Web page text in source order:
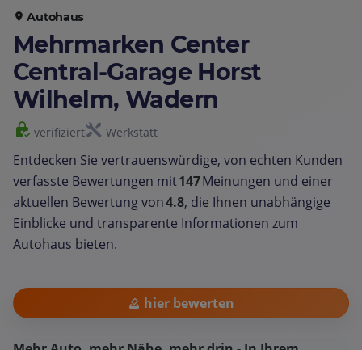
Autohaus
Mehrmarken Center
Central-Garage Horst
Wilhelm, Wadern
verifiziert Werkstatt
Entdecken Sie vertrauenswürdige, von echten Kunden
verfasste Bewertungen mit147Meinungen und einer
aktuellen Bewertung von4.8, die Ihnen unabhängige
Einblicke und transparente Informationen zum
Autohaus bieten.
hier bewerten